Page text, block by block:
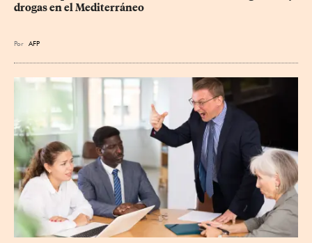
drogas en el Mediterráneo
Por AFP